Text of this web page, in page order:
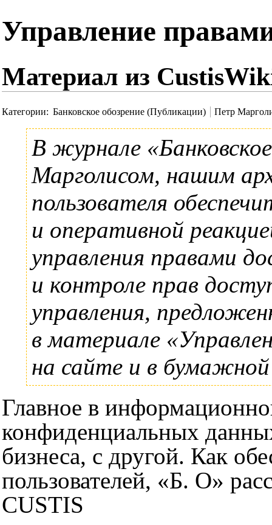
Управление
Материал из
Категории: Банковское обозрение (Публикации) Петр
В журнале
Марголисом, нашим
пользователя
и оперативной
управления правами
и контроле прав
управления,
в материале
на сайте и в бумажной
Главное в
конфиденциальных
бизнеса, с другой. Как
пользователей, «Б. О»
CUSTIS